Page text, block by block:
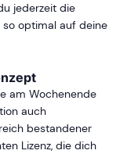
jederzeit die
so optimal auf deine
am Wochenende
auch
bestandener
Lizenz, die dich